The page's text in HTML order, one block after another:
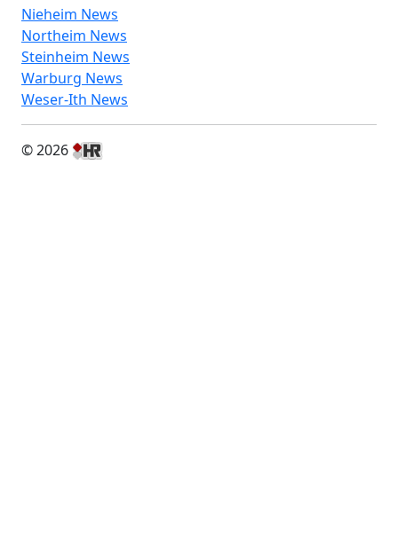
Nieheim News
Northeim News
Steinheim News
Warburg News
Weser-Ith News
© 2026